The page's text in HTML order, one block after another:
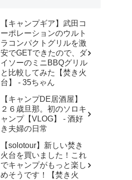
【キャンプギア】武田コ
ーポレーションのウルト
ラコンパクトグリルを激
安でGETできたので、ダ
イソーのミニBBQグリル
と比較してみた【焚き火
台】 - 35ちゃん
【キャンプDE居酒屋】
２６歳旦那。初のソロキ
ャンプ【VLOG】 - 酒好
き夫婦の日常
【solotour】新しい焚き
火台を買いました！これ
でキャンプがもっと楽し
めそうです！【焚き火